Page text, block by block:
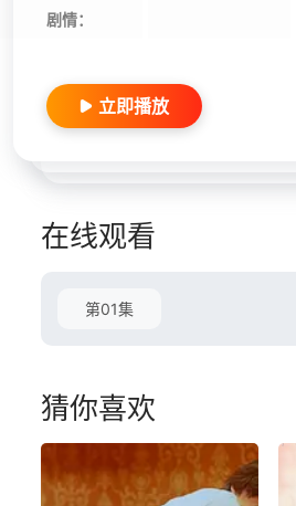
剧情：
立即播放
在线观看
第01集
猜你喜欢